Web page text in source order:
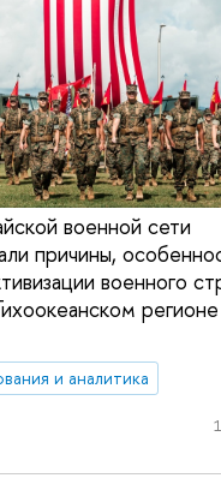
военной сети
причины,
военного
и аналитика